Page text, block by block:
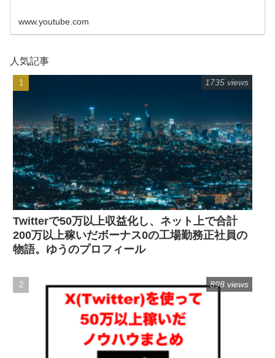
www.youtube.com
人気記事
Twitterで50万以上収益化し、ネット上で合計
200万以上稼いだボーナス0の工場勤務正社員の
物語。ゆうのプロフィール
1735 views
898 views